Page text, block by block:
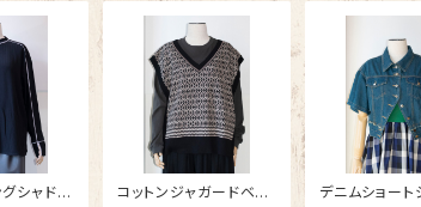
シャドー
コットンジャガードベス
デニムショート